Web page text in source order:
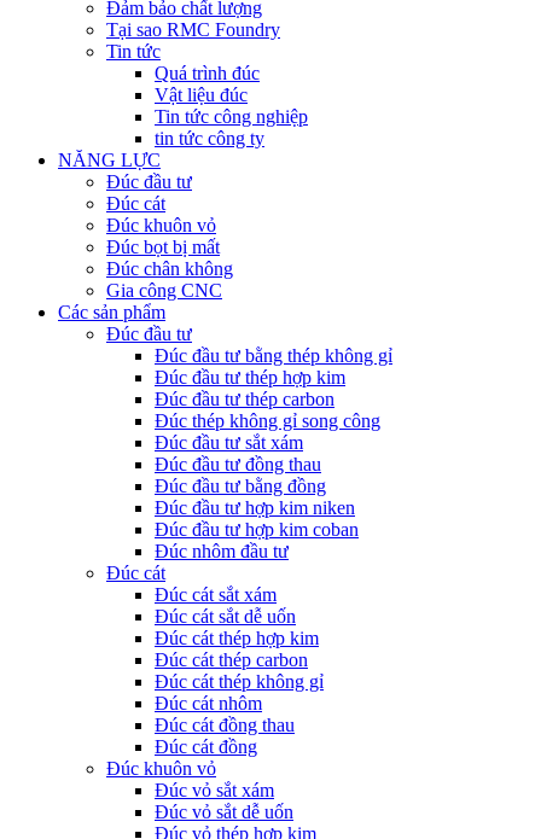
Đảm bảo chất lượng
Tại sao RMC Foundry
Tin tức
Quá trình đúc
Vật liệu đúc
Tin tức công nghiệp
tin tức công ty
NĂNG LỰC
Đúc đầu tư
Đúc cát
Đúc khuôn vỏ
Đúc bọt bị mất
Đúc chân không
Gia công CNC
Các sản phẩm
Đúc đầu tư
Đúc đầu tư bằng thép không gỉ
Đúc đầu tư thép hợp kim
Đúc đầu tư thép carbon
Đúc thép không gỉ song công
Đúc đầu tư sắt xám
Đúc đầu tư đồng thau
Đúc đầu tư bằng đồng
Đúc đầu tư hợp kim niken
Đúc đầu tư hợp kim coban
Đúc nhôm đầu tư
Đúc cát
Đúc cát sắt xám
Đúc cát sắt dễ uốn
Đúc cát thép hợp kim
Đúc cát thép carbon
Đúc cát thép không gỉ
Đúc cát nhôm
Đúc cát đồng thau
Đúc cát đồng
Đúc khuôn vỏ
Đúc vỏ sắt xám
Đúc vỏ sắt dễ uốn
Đúc vỏ thép hợp kim